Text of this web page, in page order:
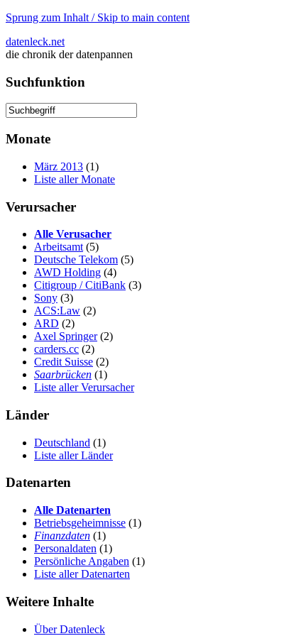
Sprung zum Inhalt / Skip to main content
datenleck.net
die chronik der datenpannen
Suchfunktion
Monate
März 2013 (1)
Liste aller Monate
Verursacher
Alle Verusacher
Arbeitsamt (5)
Deutsche Telekom (5)
AWD Holding (4)
Citigroup / CitiBank (3)
Sony (3)
ACS:Law (2)
ARD (2)
Axel Springer(2)
carders.cc (2)
Credit Suisse (2)
Saarbrücken (1)
Liste aller Verursacher
Länder
Deutschland (1)
Liste aller Länder
Datenarten
Alle Datenarten
Betriebsgeheimnisse (1)
Finanzdaten (1)
Personaldaten (1)
Persönliche Angaben (1)
Liste aller Datenarten
Weitere Inhalte
Über Datenleck